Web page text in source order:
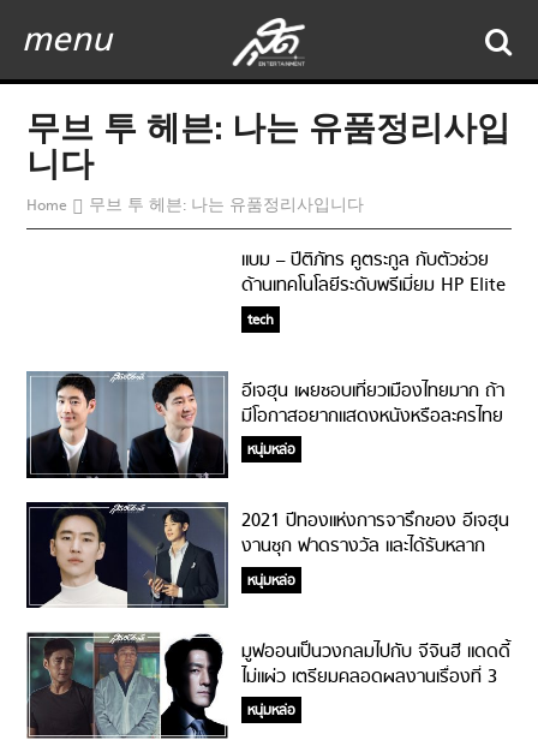
menu
무브 투 헤븐: 나는 유품정리사입
니다
Home 무브 투 헤븐: 나는 유품정리사입니다
แบม – ปีติภัทร คูตระกูล กับตัวช่วย
ด้านเทคโนโลยีระดับพรีเมี่ยม HP Elite
Dragonfly
tech
อีเจฮุน เผยชอบเที่ยวเมืองไทยมาก ถ้า
มีโอกาสอยากแสดงหนังหรือละครไทย
ครับ
หนุ่มหล่อ
2021 ปีทองแห่งการจารึกของ อีเจฮุน
งานชุก ฟาดรางวัล และได้รับหลาก
หลายบทบาท!
หนุ่มหล่อ
มูฟออนเป็นวงกลมไปกับ จีจินฮี แดดดี้
ไม่แผ่ว เตรียมคลอดผลงานเรื่องที่ 3
ในปี 2021!
หนุ่มหล่อ